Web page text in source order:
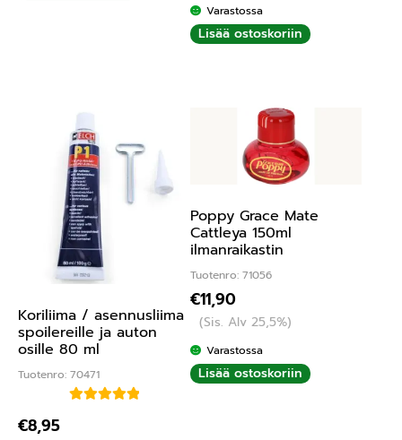
Varastossa
Lisää ostoskoriin
Koriliima / asennusliima
spoilereille ja auton
osille 80 ml
Tuotenro: 70471
€8,95
Poppy Grace Mate
Cattleya 150ml
ilmanraikastin
Tuotenro: 71056
€11,90
(Sis. Alv 25,5%)
Varastossa
Lisää ostoskoriin